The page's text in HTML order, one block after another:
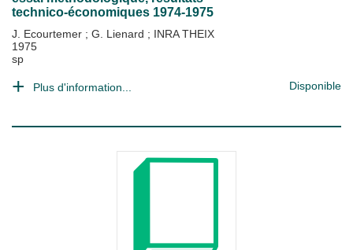
technico-économiques 1974-1975
J. Ecourtemer ; G. Lienard ; INRA THEIX
1975
sp
Plus d'information... Disponible